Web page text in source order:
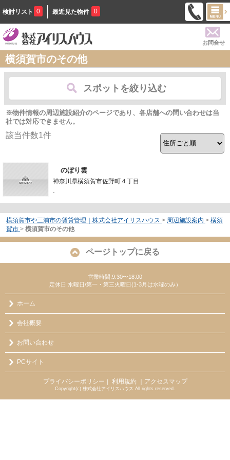
検討リスト 0 最近見た物件 0
お問合せ
横須賀市のその他
スポットを絞り込む
※物件情報の周辺施設紹介のページであり、各店舗への問い合わせは当
社では対応できません。
該当件数1件
のぼり雲
神奈川県横須賀市佐野町４丁目
-
横須賀市や三浦市の賃貸管理｜株式会社アイリスハウス > 周辺施設案内 > 横須
賀市 > 横須賀市のその他
ページトップに戻る
営業時間:9:30〜18:00
定休日:水曜日/第一・第三火曜日(1-3月は水曜のみ）
ホーム
会社概要
お問い合わせ
PCサイト
プライバシーポリシー ｜ 利用規約 ｜アクセスマップ
Copyright(c) 株式会社アイリスハウス All rights reserved.